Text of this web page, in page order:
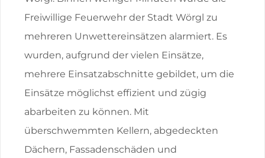
Freiwillige Feuerwehr der Stadt Wörgl zu
mehreren Unwettereinsätzen alarmiert. Es
wurden, aufgrund der vielen Einsätze,
mehrere Einsatzabschnitte gebildet, um die
Einsätze möglichst effizient und zügig
abarbeiten zu können. Mit
überschwemmten Kellern, abgedeckten
Dächern, Fassadenschäden und